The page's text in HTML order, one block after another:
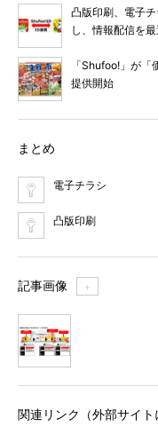
凸版印刷、電子
し、情報配信を
「Shufoo!」が
提供開始
まとめ
電子チラシ
凸版印刷
記事画像 ＋
関連リンク（外部サイト